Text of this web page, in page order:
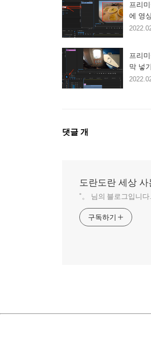
프리
에 영
프리
막 넣기
댓
댓글 개
도란도란 세상
˚。 님의 블로그입니다.
구독하기